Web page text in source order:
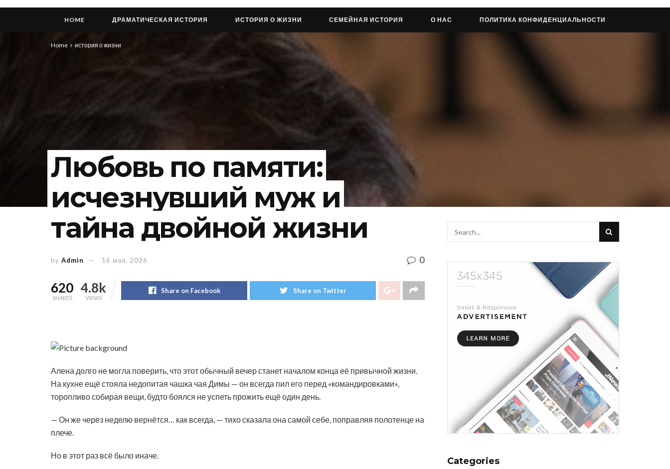
HOME ДРАМАТИЧЕСКАЯ ИСТОРИЯ ИСТОРИЯ О ЖИЗНИ СЕМЕЙНАЯ ИСТОРИЯ О НАС ПОЛИТИКА КОНФИДЕНЦИАЛЬНОСТИ
Home история о жизни
Любовь по памяти:
исчезнувший муж и
тайна двойной жизни
by Admin 16 мая, 2026 0
620
SHARES
4.8k
VIEWS
Share on Facebook Share on Twitter
Алена долго не могла поверить, что этот обычный вечер станет началом конца её привычной жизни.
На кухне ещё стояла недопитая чашка чая Димы — он всегда пил его перед «командировками»,
торопливо собирая вещи, будто боялся не успеть прожить ещё один день.
— Он же через неделю вернётся… как всегда, — тихо сказала она самой себе, поправляя полотенце на
плече.
Но в этот раз всё было иначе.
Categories